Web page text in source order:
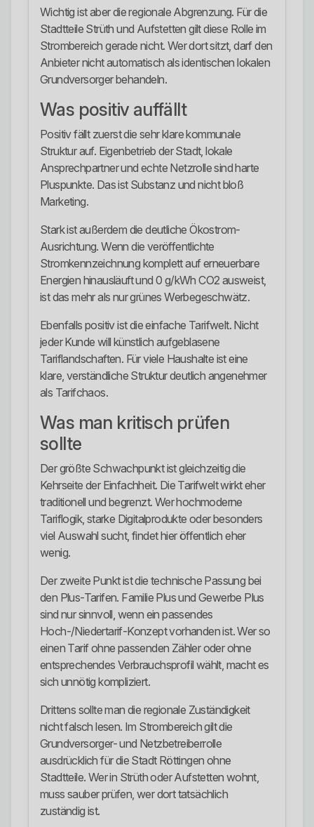
Wichtig ist aber die regionale Abgrenzung. Für die
Stadtteile Strüth und Aufstetten gilt diese Rolle im
Strombereich gerade nicht. Wer dort sitzt, darf den
Anbieter nicht automatisch als identischen lokalen
Grundversorger behandeln.
Was positiv auffällt
Positiv fällt zuerst die sehr klare kommunale
Struktur auf. Eigenbetrieb der Stadt, lokale
Ansprechpartner und echte Netzrolle sind harte
Pluspunkte. Das ist Substanz und nicht bloß
Marketing.
Stark ist außerdem die deutliche Ökostrom-
Ausrichtung. Wenn die veröffentlichte
Stromkennzeichnung komplett auf erneuerbare
Energien hinausläuft und 0 g/kWh CO2 ausweist,
ist das mehr als nur grünes Werbegeschwätz.
Ebenfalls positiv ist die einfache Tarifwelt. Nicht
jeder Kunde will künstlich aufgeblasene
Tariflandschaften. Für viele Haushalte ist eine
klare, verständliche Struktur deutlich angenehmer
als Tarifchaos.
Was man kritisch prüfen
sollte
Der größte Schwachpunkt ist gleichzeitig die
Kehrseite der Einfachheit. Die Tarifwelt wirkt eher
traditionell und begrenzt. Wer hochmoderne
Tariflogik, starke Digitalprodukte oder besonders
viel Auswahl sucht, findet hier öffentlich eher
wenig.
Der zweite Punkt ist die technische Passung bei
den Plus-Tarifen. Familie Plus und Gewerbe Plus
sind nur sinnvoll, wenn ein passendes
Hoch-/Niedertarif-Konzept vorhanden ist. Wer so
einen Tarif ohne passenden Zähler oder ohne
entsprechendes Verbrauchsprofil wählt, macht es
sich unnötig kompliziert.
Drittens sollte man die regionale Zuständigkeit
nicht falsch lesen. Im Strombereich gilt die
Grundversorger- und Netzbetreiberrolle
ausdrücklich für die Stadt Röttingen ohne
Stadtteile. Wer in Strüth oder Aufstetten wohnt,
muss sauber prüfen, wer dort tatsächlich
zuständig ist.